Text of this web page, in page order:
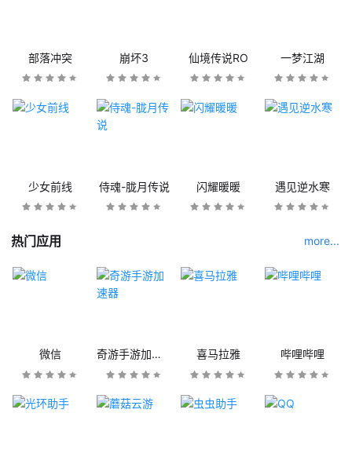
部落冲突 崩坏3 仙境传说RO 一梦江湖
少女前线 侍魂-胧月传说 闪耀暖暖 遇见逆水寒
热门应用 more...
微信 奇游手游加速器 喜马拉雅 哔哩哔哩